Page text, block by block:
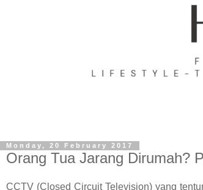
Monday, 20 February 2017
Orang Tua Jarang Dirumah?
CCTV (Closed Circuit Television) yang